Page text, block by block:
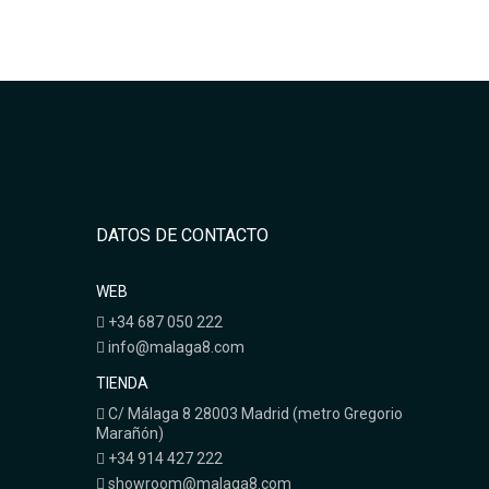
DATOS DE CONTACTO
WEB
+34 687 050 222
info@malaga8.com
TIENDA
C/ Málaga 8 28003 Madrid (metro Gregorio
Marañón)
+34 914 427 222
showroom@malaga8.com